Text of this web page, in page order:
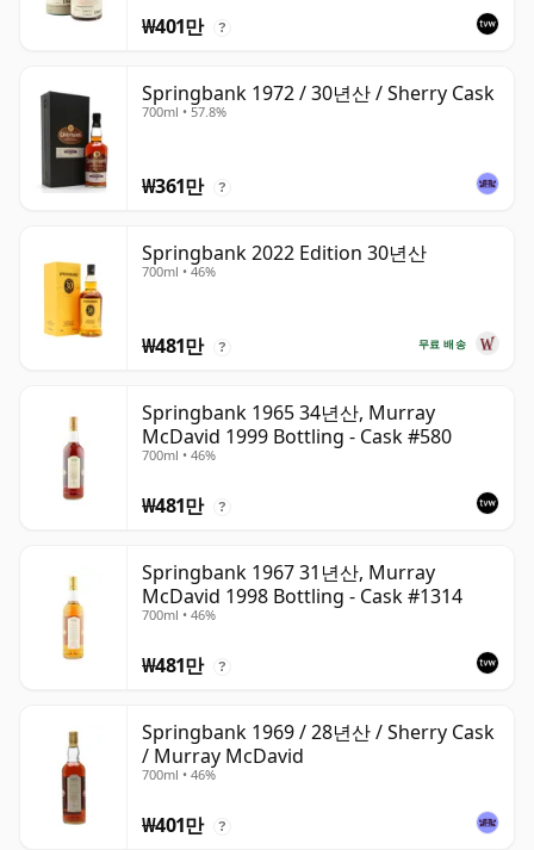
₩401만 ?
Springbank 1972 / 30년산 / Sherry Cask
700ml • 57.8%
₩361만 ?
Springbank 2022 Edition 30년산
700ml • 46%
무료 배송
₩481만 ?
Springbank 1965 34년산, Murray
McDavid 1999 Bottling - Cask #580
700ml • 46%
₩481만 ?
Springbank 1967 31년산, Murray
McDavid 1998 Bottling - Cask #1314
700ml • 46%
₩481만 ?
Springbank 1969 / 28년산 / Sherry Cask
/ Murray McDavid
700ml • 46%
₩401만 ?